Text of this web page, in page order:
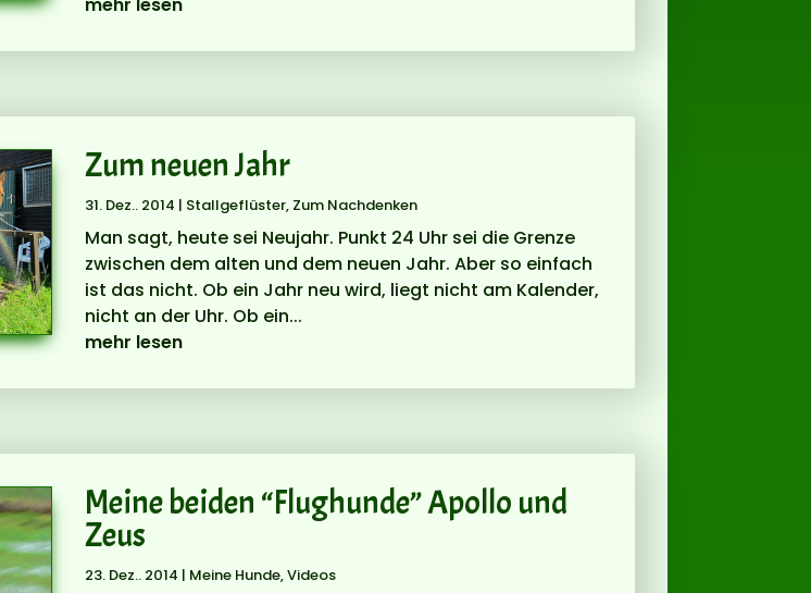
Zum neuen Jahr
31. Dez.. 2014 | Stallgeflüster, Zum Nachdenken
Man sagt, heute sei Neujahr. Punkt 24 Uhr sei die Grenze
zwischen dem alten und dem neuen Jahr. Aber so einfach
ist das nicht. Ob ein Jahr neu wird, liegt nicht am Kalender,
nicht an der Uhr. Ob ein...
mehr lesen
Meine beiden “Flughunde” Apollo und
Zeus
23. Dez.. 2014 | Meine Hunde,Videos